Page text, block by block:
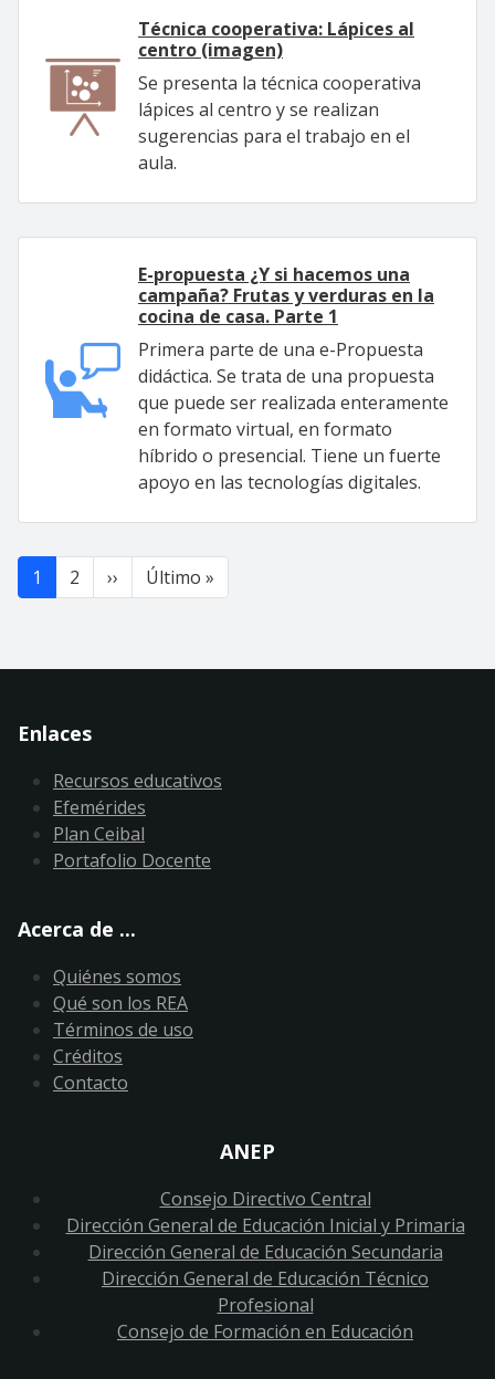
Técnica cooperativa: Lápices al
centro (imagen)
Se presenta la técnica cooperativa
lápices al centro y se realizan
sugerencias para el trabajo en el
aula.
E-propuesta ¿Y si hacemos una
campaña? Frutas y verduras en la
cocina de casa. Parte 1
Primera parte de una e-Propuesta
didáctica. Se trata de una propuesta
que puede ser realizada enteramente
en formato virtual, en formato
híbrido o presencial. Tiene un fuerte
apoyo en las tecnologías digitales.
Paginación
1 2 ›› Siguiente página
Último »
Enlaces
Recursos educativos
Efemérides
Plan Ceibal
Portafolio Docente
Acerca de ...
Quiénes somos
Qué son los REA
Términos de uso
Créditos
Contacto
ANEP
Consejo Directivo Central
Dirección General de Educación Inicial y Primaria
Dirección General de Educación Secundaria
Dirección General de Educación Técnico
Profesional
Consejo de Formación en Educación